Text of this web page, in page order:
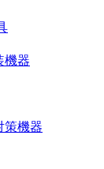
機器
策機器